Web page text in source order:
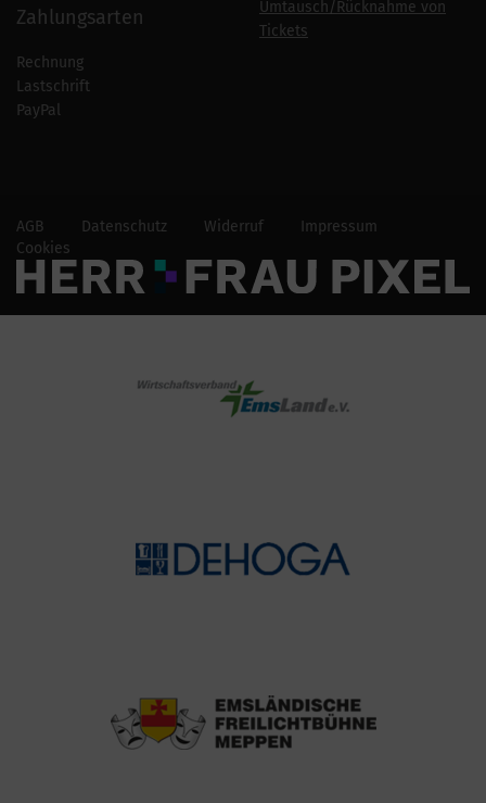
Zahlungsarten
Rechnung
Lastschrift
PayPal
Umtausch/Rücknahme von
Tickets
AGB Datenschutz Widerruf
Impressum
Cookies